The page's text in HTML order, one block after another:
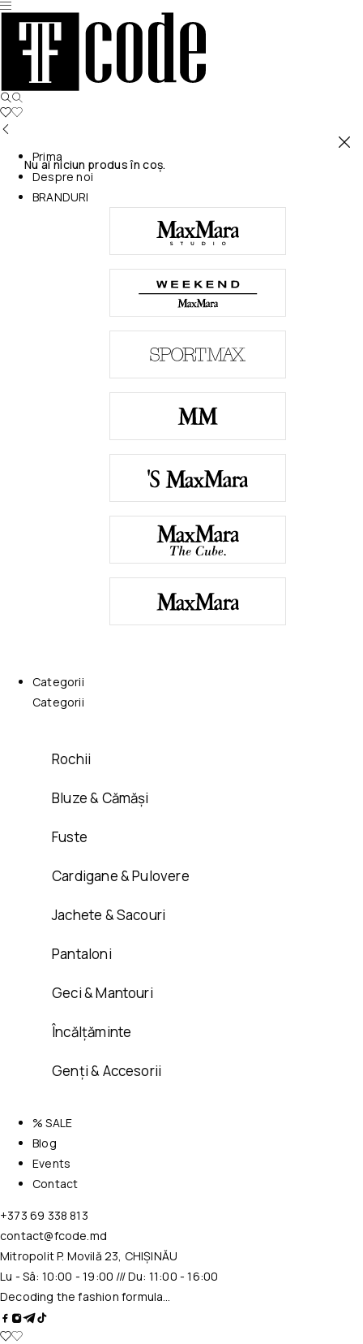
Nu ai niciun produs în coș.
Prima
Despre noi
BRANDURI
Categorii
Categorii
Rochii
Bluze & Cămăși
Fuste
Cardigane & Pulovere
Jachete & Sacouri
Pantaloni
Geci & Mantouri
Încălțăminte
Genți & Accesorii
% SALE
Blog
Events
Contact
+373 69 338 813
contact@fcode.md
Mitropolit P. Movilă 23, CHIȘINĂU
Lu - Sâ: 10:00 - 19:00 /// Du: 11:00 - 16:00
Decoding the fashion formula…